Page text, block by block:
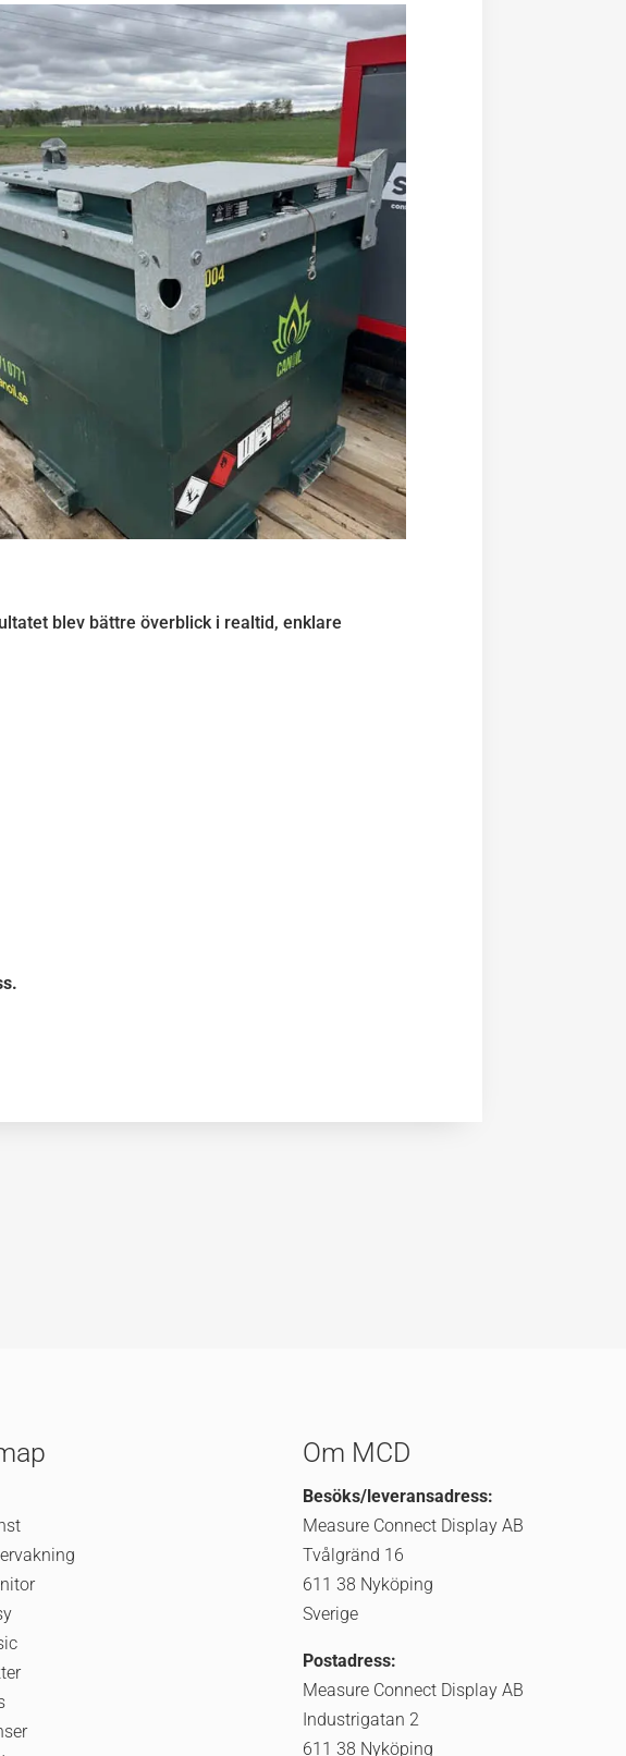
blev bättre överblick i realtid, enklare
Om MCD
Besöks/leveransadress:
Measure Connect Display AB
Tvålgränd 16
611 38 Nyköping
Sverige
Postadress:
Measure Connect Display AB
Industrigatan 2
611 38 Nyköping